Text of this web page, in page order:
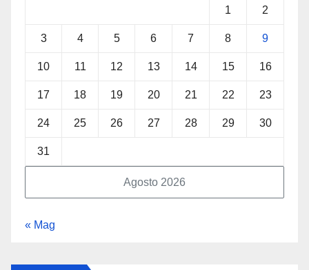
Agosto 2026
1 2
3 4 5 6 7 8 9
10 11 12 13 14 15 16
17 18 19 20 21 22 23
24 25 26 27 28 29 30
31
« Mag